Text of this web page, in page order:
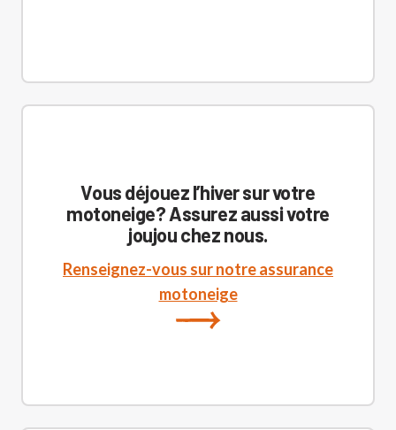
Vous déjouez l’hiver sur votre
motoneige? Assurez aussi votre
joujou chez nous.
Renseignez-vous sur notre assurance
motoneige